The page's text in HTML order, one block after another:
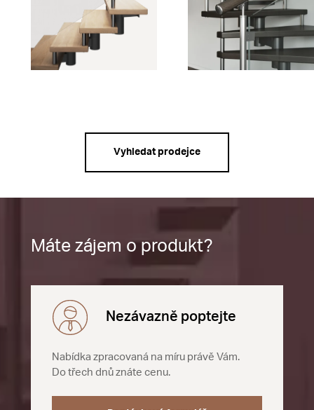
Vyhledat prodejce
Máte zájem o produkt?
Nezávazně poptejte
Nabídka zpracovaná na míru právě Vám.
Do třech dnů znáte cenu.